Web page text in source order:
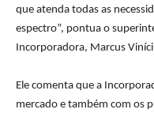
que atenda todas as
espectro”, pontua o
Incorporadora, Marcus
Ele comenta que a
mercado e também com os